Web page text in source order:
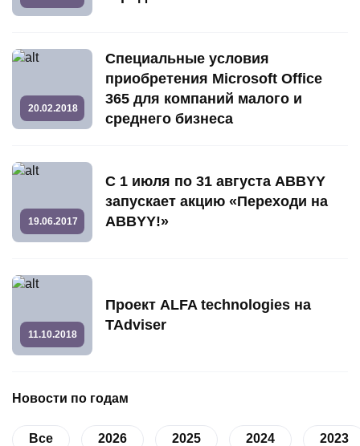
20.02.2018
Специальные условия
приобретения Microsoft Office
365 для компаний малого и
среднего бизнеса
19.06.2017
С 1 июля по 31 августа ABBYY
запускает акцию «Переходи на
ABBYY!»
11.10.2018
Проект ALFA technologies на
TAdviser
Новости по годам
Все 2026 2025 2024 2023